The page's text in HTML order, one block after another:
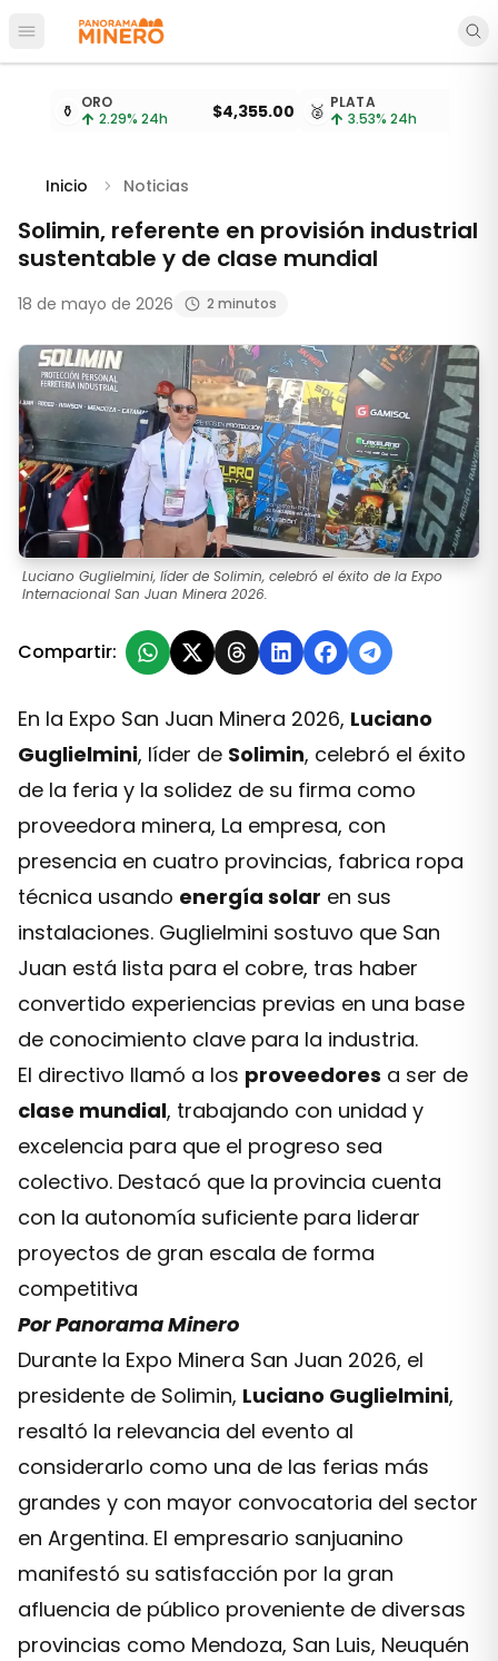
Abrir menú principal
Cotizaciones de metales actualizadas cada 15
⚱️ ORO
2.29% 24h $4,355.00 🥈 PLATA
3.53% 24h
Inicio Noticias
Solimin, referente en provisión industrial
sustentable y de clase mundial
18 de mayo de 2026 2 minutos
Luciano Guglielmini, líder de Solimin, celebró el éxito de la Expo
Internacional San Juan Minera 2026.
Compartir:
En la Expo San Juan Minera 2026, Luciano
Guglielmini, líder de Solimin, celebró el éxito
de la feria y la solidez de su firma como
proveedora minera, La empresa, con
presencia en cuatro provincias, fabrica ropa
técnica usando energía solar en sus
instalaciones. Guglielmini sostuvo que San
Juan está lista para el cobre, tras haber
convertido experiencias previas en una base
de conocimiento clave para la industria.
El directivo llamó a los proveedores a ser de
clase mundial, trabajando con unidad y
excelencia para que el progreso sea
colectivo. Destacó que la provincia cuenta
con la autonomía suficiente para liderar
proyectos de gran escala de forma
competitiva
Por Panorama Minero
Durante la Expo Minera San Juan 2026, el
presidente de Solimin, Luciano Guglielmini,
resaltó la relevancia del evento al
considerarlo como una de las ferias más
grandes y con mayor convocatoria del sector
en Argentina. El empresario sanjuanino
manifestó su satisfacción por la gran
afluencia de público proveniente de diversas
provincias como Mendoza, San Luis, Neuquén